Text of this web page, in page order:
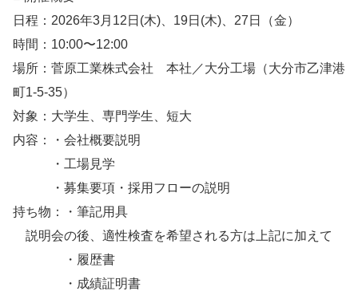
日程：2026年3月12日(木)、19日(木)、27日（金）
時間：10:00〜12:00
場所：菅原工業株式会社 本社／大分工場（大分市乙津港
町1-5-35）
対象：大学生、専門学生、短大
内容：・会社概要説明
・工場見学
・募集要項・採用フローの説明
持ち物：・筆記用具
説明会の後、適性検査を希望される方は上記に加えて
・履歴書
・成績証明書